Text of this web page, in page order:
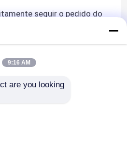
seguir o pedido do
toda a discussão para o
profissional do R&D no
produtos a melhor
9:16 AM
are you looking